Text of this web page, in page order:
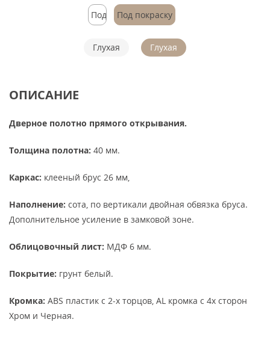
Под
Под покраску
Глухая Глухая
ОПИСАНИЕ
Дверное полотно прямого открывания.
Толщина полотна: 40 мм.
Каркас: клееный брус 26 мм,
Наполнение: сота, по вертикали двойная обвязка бруса.
Дополнительное усиление в замковой зоне.
Облицовочный лист: МДФ 6 мм.
Покрытие: грунт белый.
Кромка: ABS пластик с 2-х торцов, AL кромка с 4х сторон
Хром и Черная.